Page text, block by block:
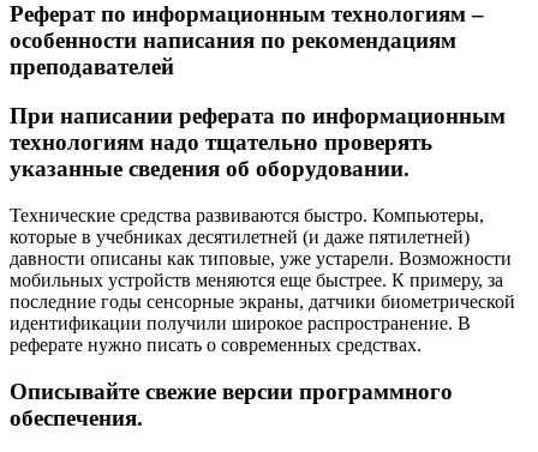
Реферат по информационным технологиям –
особенности написания по рекомендациям
преподавателей
При написании реферата по информационным
технологиям надо тщательно проверять
указанные сведения об оборудовании.
Технические средства развиваются быстро. Компьютеры,
которые в учебниках десятилетней (и даже пятилетней)
давности описаны как типовые, уже устарели. Возможности
мобильных устройств меняются еще быстрее. К примеру, за
последние годы сенсорные экраны, датчики биометрической
идентификации получили широкое распространение. В
реферате нужно писать о современных средствах.
Описывайте свежие версии программного
обеспечения.